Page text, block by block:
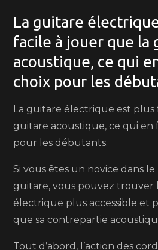
La guitare
facile à jouer que la
acoustique, ce qui
choix pour les
La guitare électrique est plus
guitare acoustique, ce qui en
pour les débutants.
Si vous êtes un novice dans
guitare, vous pouvez trouver
électrique plus accessible et
que sa contrepartie
Tout d’abord, l’action des